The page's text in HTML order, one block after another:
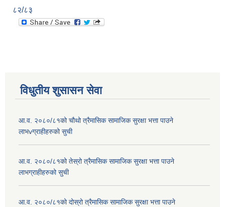
८२/८३
विधुतीय शुसासन सेवा
आ.व. २०८०/८१को चौथो त्रैमासिक सामाजिक सुरक्षा भत्ता पाउने
लाभvग्राहीहरुको सुची
आ.व. २०८०/८१को तेस्रो त्रैमासिक सामाजिक सुरक्षा भत्ता पाउने
लाभग्राहीहरुको सुची
आ.व. २०८०/८१को दोस्रो त्रैमासिक सामाजिक सुरक्षा भत्ता पाउने